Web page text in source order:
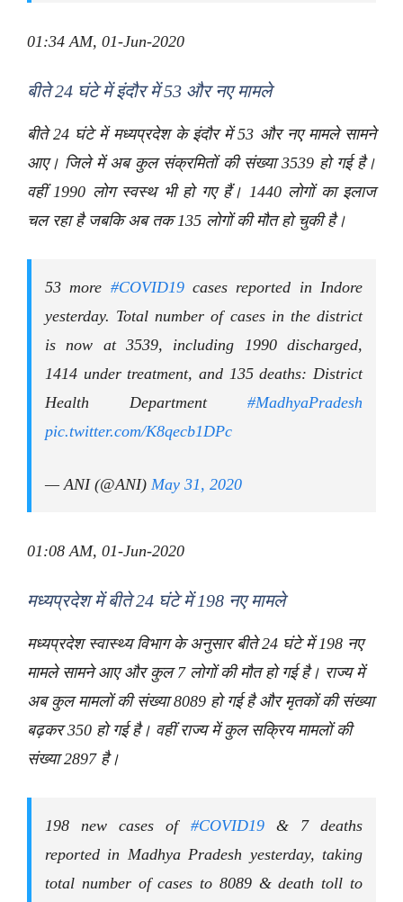
01:34 AM, 01-Jun-2020
बीते 24 घंटे में इंदौर में 53 और नए मामले
बीते 24 घंटे में मध्यप्रदेश के इंदौर में 53 और नए मामले सामने
आए। जिले में अब कुल संक्रमितों की संख्या 3539 हो गई है।
वहीं 1990 लोग स्वस्थ भी हो गए हैं। 1440 लोगों का इलाज
चल रहा है जबकि अब तक 135 लोगों की मौत हो चुकी है।
53 more #COVID19cases reported in Indore
yesterday. Total number of cases in the district
is now at 3539, including 1990 discharged,
1414 under treatment, and 135 deaths: District
Health Department #MadhyaPradesh
pic.twitter.com/K8qecb1DPc
— ANI (@ANI) May 31, 2020
01:08 AM, 01-Jun-2020
मध्यप्रदेश में बीते 24 घंटे में 198 नए मामले
मध्यप्रदेश स्वास्थ्य विभाग के अनुसार बीते 24 घंटे में 198 नए
मामले सामने आए और कुल 7 लोगों की मौत हो गई है। राज्य में
अब कुल मामलों की संख्या 8089 हो गई है और मृतकों की संख्या
बढ़कर 350 हो गई है। वहीं राज्य में कुल सक्रिय मामलों की
संख्या 2897 है।
198 new cases of #COVID19& 7 deaths
reported in Madhya Pradesh yesterday, taking
total number of cases to 8089 & death toll to